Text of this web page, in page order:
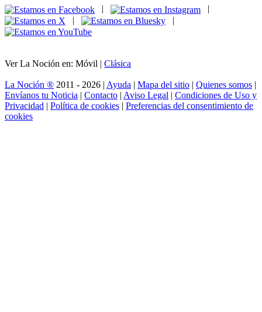
|
|
Ver La Noción en: Móvil | Clásica
La Noción ® 2011 - 2026 | Ayuda | Mapa del sitio | Quienes somos |
Envíanos tu Noticia | Contacto | Aviso Legal | Condiciones de Uso y
Privacidad | Política de cookies | Preferencias del consentimiento de
cookies